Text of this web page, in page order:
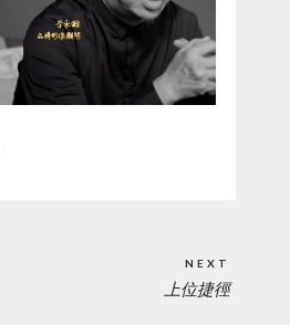
NEXT
NEXT
上位捷徑